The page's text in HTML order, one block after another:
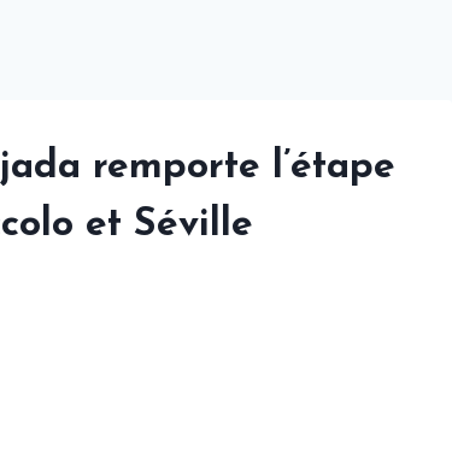
remporte l’étape
et Séville